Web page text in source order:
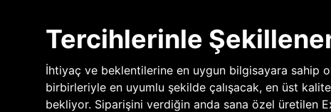
Tercihlerinle
İhtiyaç ve beklentilerine en uygun bilgisayara sahip
birbirleriyle en uyumlu şekilde çalışacak, en üst
bekliyor. Siparişini verdiğin anda sana özel üretilen